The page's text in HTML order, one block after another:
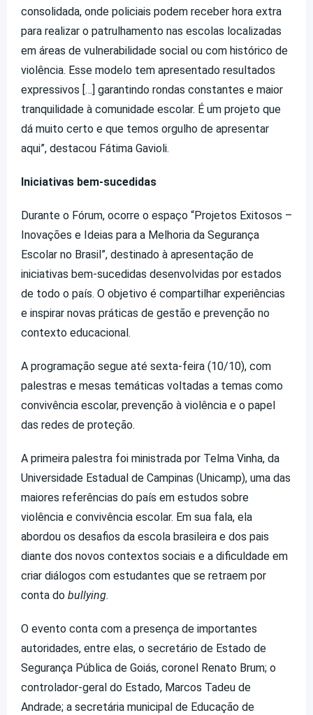
consolidada, onde policiais podem receber hora extra
para realizar o patrulhamento nas escolas localizadas
em áreas de vulnerabilidade social ou com histórico de
violência. Esse modelo tem apresentado resultados
expressivos […] garantindo rondas constantes e maior
tranquilidade à comunidade escolar. É um projeto que
dá muito certo e que temos orgulho de apresentar
aqui”, destacou Fátima Gavioli.
Iniciativas bem-sucedidas
Durante o Fórum, ocorre o espaço “Projetos Exitosos –
Inovações e Ideias para a Melhoria da Segurança
Escolar no Brasil”, destinado à apresentação de
iniciativas bem-sucedidas desenvolvidas por estados
de todo o país. O objetivo é compartilhar experiências
e inspirar novas práticas de gestão e prevenção no
contexto educacional.
A programação segue até sexta-feira (10/10), com
palestras e mesas temáticas voltadas a temas como
convivência escolar, prevenção à violência e o papel
das redes de proteção.
A primeira palestra foi ministrada por Telma Vinha, da
Universidade Estadual de Campinas (Unicamp), uma das
maiores referências do país em estudos sobre
violência e convivência escolar. Em sua fala, ela
abordou os desafios da escola brasileira e dos pais
diante dos novos contextos sociais e a dificuldade em
criar diálogos com estudantes que se retraem por
conta do bullying.
O evento conta com a presença de importantes
autoridades, entre elas, o secretário de Estado de
Segurança Pública de Goiás, coronel Renato Brum; o
controlador-geral do Estado, Marcos Tadeu de
Andrade; a secretária municipal de Educação de